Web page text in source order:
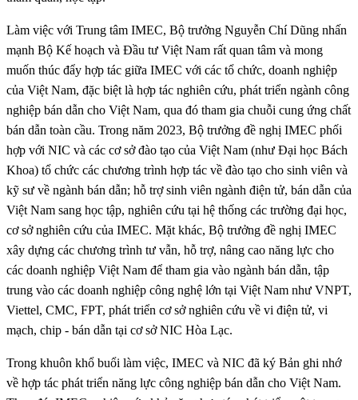
Làm việc với Trung tâm IMEC, Bộ trưởng Nguyễn Chí Dũng nhấn
mạnh Bộ Kế hoạch và Đầu tư Việt Nam rất quan tâm và mong
muốn thúc đẩy hợp tác giữa IMEC với các tổ chức, doanh nghiệp
của Việt Nam, đặc biệt là hợp tác nghiên cứu, phát triển ngành công
nghiệp bán dẫn cho Việt Nam, qua đó tham gia chuỗi cung ứng chất
bán dẫn toàn cầu. Trong năm 2023, Bộ trưởng đề nghị IMEC phối
hợp với NIC và các cơ sở đào tạo của Việt Nam (như Đại học Bách
Khoa) tổ chức các chương trình hợp tác về đào tạo cho sinh viên và
kỹ sư về ngành bán dẫn; hỗ trợ sinh viên ngành điện tử, bán dẫn của
Việt Nam sang học tập, nghiên cứu tại hệ thống các trường đại học,
cơ sở nghiên cứu của IMEC. Mặt khác, Bộ trưởng đề nghị IMEC
xây dựng các chương trình tư vẫn, hỗ trợ, nâng cao năng lực cho
các doanh nghiệp Việt Nam để tham gia vào ngành bán dẫn, tập
trung vào các doanh nghiệp công nghệ lớn tại Việt Nam như VNPT,
Viettel, CMC, FPT, phát triển cơ sở nghiên cứu về vi điện tử, vi
mạch, chip - bán dẫn tại cơ sở NIC Hòa Lạc.
Trong khuôn khổ buổi làm việc, IMEC và NIC đã ký Bản ghi nhớ
về hợp tác phát triển năng lực công nghiệp bán dẫn cho Việt Nam.